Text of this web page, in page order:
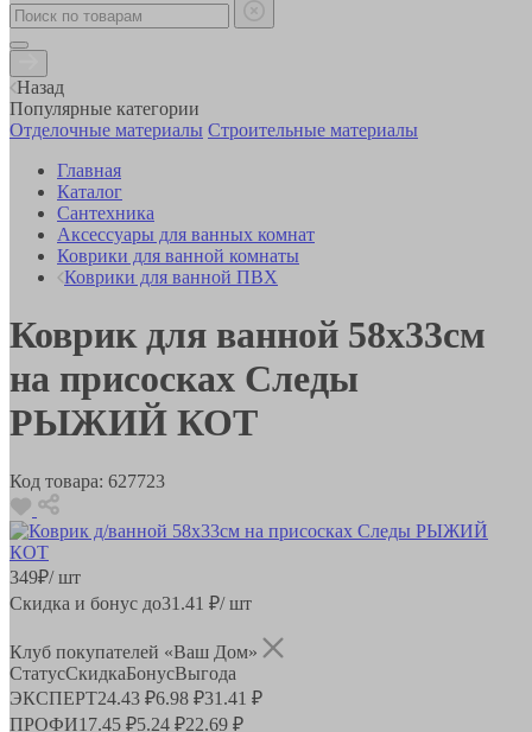
Назад
Популярные категории
Отделочные материалы Строительные материалы
Главная
Каталог
Сантехника
Аксессуары для ванных комнат
Коврики для ванной комнаты
Коврики для ванной ПВХ
Коврик для ванной 58х33см
на присосках Следы
РЫЖИЙ КОТ
Код товара: 627723
349₽/ шт
Скидка и бонус до31.41 ₽/ шт
Клуб покупателей «Ваш Дом»
СтатусСкидкаБонусВыгода
ЭКСПЕРТ24.43 ₽6.98 ₽31.41 ₽
ПРОФИ17.45 ₽5.24 ₽22.69 ₽